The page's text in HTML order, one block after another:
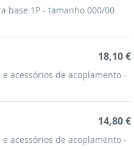
base 1P - tamanho 000/00
acessórios de acoplamento -
18,10 €
acessórios de acoplamento -
14,80 €